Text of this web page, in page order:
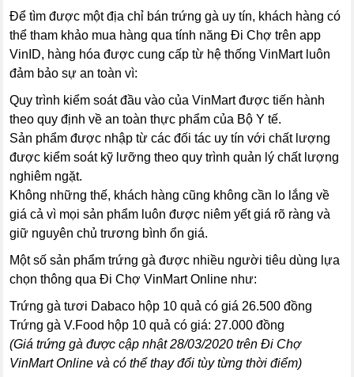
Để tìm được một địa chỉ bán trứng gà uy tín, khách hàng có
thể tham khảo mua hàng qua tính năng Đi Chợ trên app
VinID, hàng hóa được cung cấp từ hệ thống VinMart luôn
đảm bảo sự an toàn vì:
Quy trình kiểm soát đầu vào của VinMart được tiến hành
theo quy định về an toàn thực phẩm của Bộ Y tế.
Sản phẩm được nhập từ các đối tác uy tín với chất lượng
được kiểm soát kỹ lưỡng theo quy trình quản lý chất lượng
nghiêm ngặt.
Không những thế, khách hàng cũng không cần lo lắng về
giá cả vì mọi sản phẩm luôn được niêm yết giá rõ ràng và
giữ nguyên chủ trương bình ổn giá.
Một số sản phẩm trứng gà được nhiều người tiêu dùng lựa
chọn thông qua Đi Chợ VinMart Online như:
Trứng gà tươi Dabaco hộp 10 quả có giá 26.500 đồng
Trứng gà V.Food hộp 10 quả có giá: 27.000 đồng
(Giá trứng gà được cập nhật 28/03/2020 trên Đi Chợ
VinMart Online và có thể thay đổi tùy từng thời điểm)